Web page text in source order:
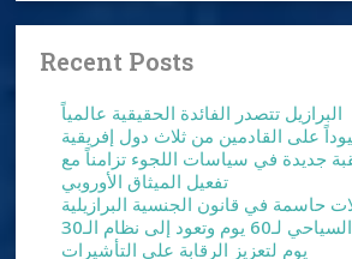
Recent Posts
البرازيل تتصدر الفائدة الحقيقية عالمياً
على القادمين من ثلاث دول إفريقية
جديدة في سياسات اللجوء تزامناً مع
تفعيل الميثاق الأوروبي
حاسمة في قانون الجنسية البرازيلية
تايلاند تُنهي الإعفاء السياحي لـ60 يوم وتعود إلى نظام الـ30
يوم لتعزيز الرقابة على التأشيرات